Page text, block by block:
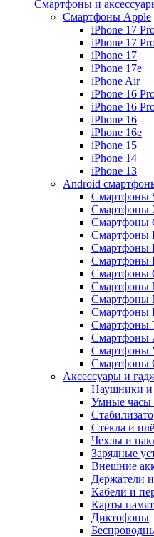
Смартфоны и
Смартфоны Apple
iPhone 17
iPhone 17
iPhone 17
iPhone 17e
iPhone Air
iPhone 16
iPhone 16
iPhone 16
iPhone 16e
iPhone 15
iPhone 14
iPhone 13
Android
Смартфоны
Смартфоны
Смартфоны
Смартфоны
Смартфоны
Смартфоны
Смартфоны
Смартфоны
Смартфоны
Смартфоны
Смартфоны
Смартфоны
Смартфоны
Смартфоны
Аксессуары и
Наушники и
Умные часы
Стёкла и
Чехлы и
Зарядные
Внешние
Держатели
Кабели и
Карты
Диктофоны